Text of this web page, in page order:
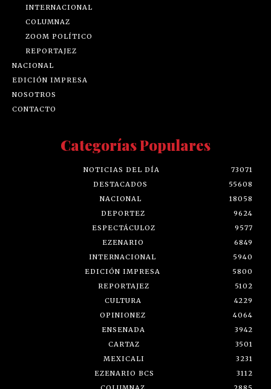
INTERNACIONAL
COLUMNAZ
ZOOM POLÍTICO
REPORTAJEZ
NACIONAL
EDICIÓN IMPRESA
NOSOTROS
CONTACTO
Categorías Populares
NOTICIAS DEL DÍA
73071
DESTACADOS
55608
NACIONAL
18058
DEPORTEZ
9624
ESPECTÁCULOZ
9577
EZENARIO
6849
INTERNACIONAL
5940
EDICIÓN IMPRESA
5800
REPORTAJEZ
5102
CULTURA
4229
OPINIONEZ
4064
ENSENADA
3942
CARTAZ
3501
MEXICALI
3231
EZENARIO BCS
3112